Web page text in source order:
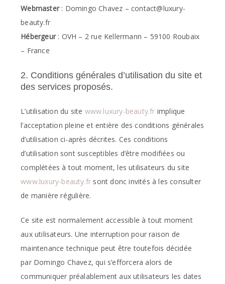
Webmaster: Domingo Chavez – contact@luxury-
beauty.fr
Hébergeur: OVH – 2 rue Kellermann – 59100 Roubaix
– France
2. Conditions générales d’utilisation du site et
des services proposés.
L’utilisation du site www.luxury-beauty.fr implique
l’acceptation pleine et entière des conditions générales
d’utilisation ci-après décrites. Ces conditions
d’utilisation sont susceptibles d’être modifiées ou
complétées à tout moment, les utilisateurs du site
www.luxury-beauty.fr sont donc invités à les consulter
de manière régulière.
Ce site est normalement accessible à tout moment
aux utilisateurs. Une interruption pour raison de
maintenance technique peut être toutefois décidée
par Domingo Chavez, qui s’efforcera alors de
communiquer préalablement aux utilisateurs les dates